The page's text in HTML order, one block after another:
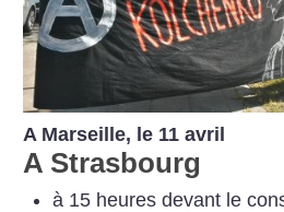
A Marseille, le 11 avril
A Strasbourg
à 15 heures devant le